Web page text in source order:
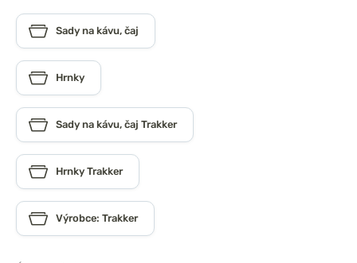
Sady na kávu, čaj
Hrnky
Sady na kávu, čaj Trakker
Hrnky Trakker
Výrobce: Trakker